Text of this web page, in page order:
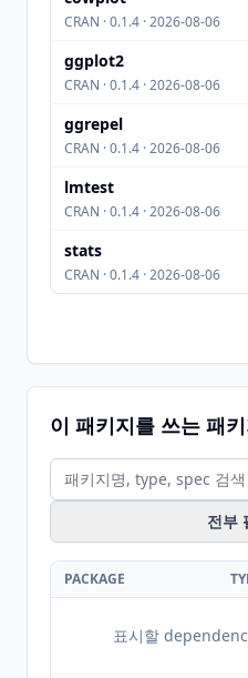
CRAN · 0.1.4 · 2026-08-06
ggplot2
CRAN · 0.1.4 · 2026-08-06
ggrepel
CRAN · 0.1.4 · 2026-08-06
lmtest
CRAN · 0.1.4 · 2026-08-06
stats
CRAN · 0.1.4 · 2026-08-06
이 패키지를 쓰는 패
전부
PACKAGE
표시할